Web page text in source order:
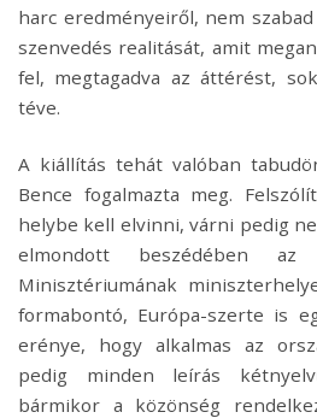
harc eredményeiről, nem
szenvedés realitását, amit
fel, megtagadva az áttérést,
téve.
A kiállítás tehát valóban
Bence fogalmazta meg.
helybe kell elvinni, várni pedig
elmondott beszédében az
Minisztériumának
formabontó, Európa-szerte is
erénye, hogy alkalmas az
pedig minden leírás
bármikor a közönség